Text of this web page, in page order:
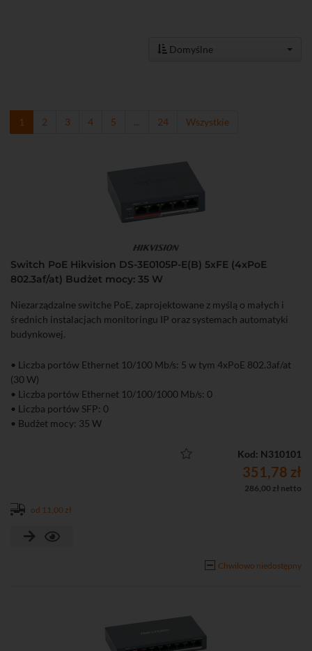
Domyślne
1 2 3 4 5 ... 24 Wszystkie
Switch PoE Hikvision DS-3E0105P-E(B) 5xFE (4xPoE
802.3af/at) Budżet mocy: 35 W
Niezarządzalne switche PoE, zaprojektowane z myślą o małych i
średnich instalacjach monitoringu IP oraz systemach automatyki
budynkowej.
• Liczba portów Ethernet 10/100 Mb/s: 5 w tym 4xPoE 802.3af/at
(30 W)
• Liczba portów Ethernet 10/100/1000 Mb/s: 0
• Liczba portów SFP: 0
• Budżet mocy: 35 W
Kod: N310101
351,78 zł
286,00 zł netto
od 11,00 zł
Chwilowo niedostępny